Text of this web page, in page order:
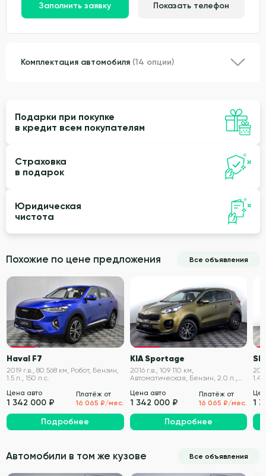
Заполнить заявку Показать телефон
Комплектация автомобиля (14 опции)
Подарки при покупке
в кредит всем покупателям
Страховка
в подарок
Юридическая
чистота
Похожие по цене предложения Все объявления
VIN проверен
Haval F7
2019 г.в., 80 568 км, Робот, Бензин,
1.5 л., 150 л.с.
Цена авто
1 342 000 ₽
Платёж от
16 065 ₽/мес.
Подробнее
VIN проверен
KIA Sportage
2016 г.в., 109 110 км,
Автоматическая, Бензин, 2.0 л.,
Цена авто
1 342 000 ₽
Платёж от
16 065 ₽/мес.
Подробнее
1.4
1
Автомобили в том же кузове Все объявления